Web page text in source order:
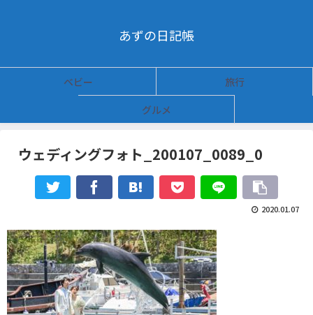
あずの日記帳
ベビー
旅行
グルメ
ウェディングフォト_200107_0089_0
2020.01.07